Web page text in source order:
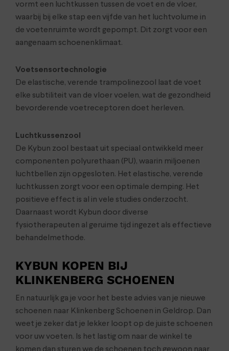
vormt een luchtkussen tussen de voet en de vloer,
waarbij bij elke stap een vijfde van het luchtvolume in
de voetenruimte wordt gepompt. Dit zorgt voor een
aangenaam schoenenklimaat.
Voetsensortechnologie
De elastische, verende trampolinezool laat de voet
elke subtiliteit van de vloer voelen, wat de gezondheid
bevorderende voetreceptoren doet herleven.
Luchtkussenzool
De Kybun zool bestaat uit speciaal ontwikkeld meer
componenten polyurethaan (PU), waarin miljoenen
luchtbellen zijn opgesloten. Het elastische, verende
luchtkussen zorgt voor een optimale demping. Het
positieve effect is al in vele studies onderzocht.
Daarnaast wordt Kybun door diverse
fysiotherapeuten al geruime tijd ingezet als effectieve
behandelmethode.
KYBUN KOPEN BIJ
KLINKENBERG SCHOENEN
En natuurlijk ga je voor het beste advies van je nieuwe
schoenen naar Klinkenberg Schoenen in Geldrop. Dan
weet je zeker dat je lekker loopt op de juiste schoenen
voor uw voeten. Is het lastig om naar de winkel te
komen dan sturen we de schoenen toch gewoon naar